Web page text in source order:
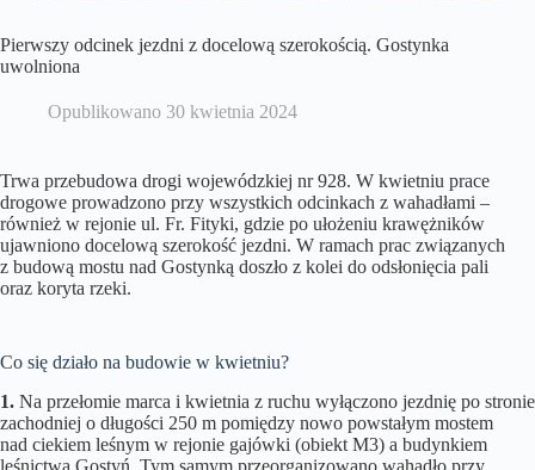
Pierwszy odcinek jezdni z docelową szerokością. Gostynka
uwolniona
Opublikowano 30 kwietnia 2024
Trwa przebudowa drogi wojewódzkiej nr 928. W kwietniu prace
drogowe prowadzono przy wszystkich odcinkach z wahadłami –
również w rejonie ul. Fr. Fityki, gdzie po ułożeniu krawężników
ujawniono docelową szerokość jezdni. W ramach prac związanych
z budową mostu nad Gostynką doszło z kolei do odsłonięcia pali
oraz koryta rzeki.
Co się działo na budowie w kwietniu?
1. Na przełomie marca i kwietnia z ruchu wyłączono jezdnię po stronie
zachodniej o długości 250 m pomiędzy nowo powstałym mostem
nad ciekiem leśnym w rejonie gajówki (obiekt M3) a budynkiem
leśnictwa Gostyń. Tym samym przeorganizowano wahadło przy